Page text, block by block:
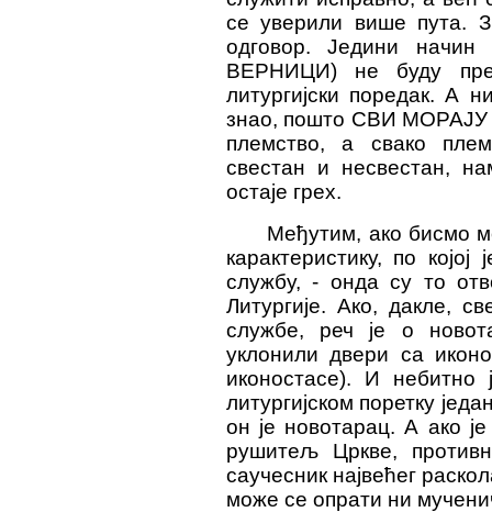
се уверили више пута.
одговор. Једини
ВЕРНИЦИ) не буду
литургијски поредак. А
знао, пошто СВИ МОРАЈУ
племство, а свако
свестан и несвестан,
остаје грех.
Међутим, ако бисмо
карактеристику, по
службу, - онда су то
Литургије. Ако, дакле,
службе, реч је о
уклонили двери са
иконостасе). И
литургијском поретку
он је новотарац. А ако
рушитељ Цркве,
саучесник највећег
може се опрати ни